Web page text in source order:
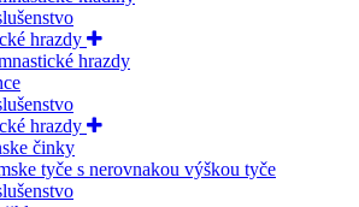
hrazdy
hrazdy
hrazdy
činky
tyče s nerovnakou výškou tyče